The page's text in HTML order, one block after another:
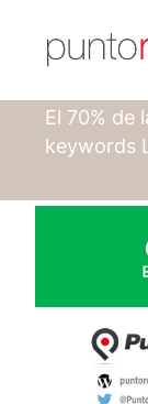
El 70% de
keywords